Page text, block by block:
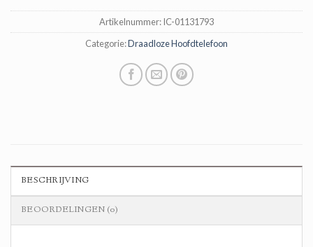
Artikelnummer:IC-01131793
Categorie:Draadloze Hoofdtelefoon
BESCHRIJVING
BEOORDELINGEN (0)